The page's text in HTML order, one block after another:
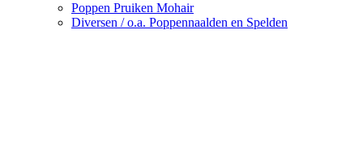
Poppen Pruiken Mohair
Diversen / o.a. Poppennaalden en Spelden